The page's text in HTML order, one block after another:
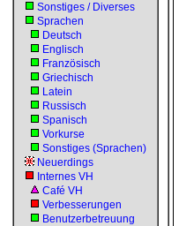
Sonstiges / Diverses
Sprachen
Deutsch
Englisch
Französisch
Griechisch
Latein
Russisch
Spanisch
Vorkurse
Sonstiges (Sprachen)
Neuerdings
Internes VH
Café VH
Verbesserungen
Benutzerbetreuung